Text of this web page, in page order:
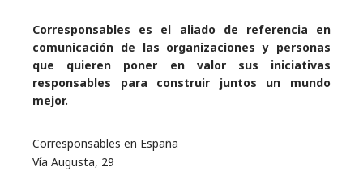
Corresponsables es el aliado de referencia en
comunicación de las organizaciones y personas
que quieren poner en valor sus iniciativas
responsables para construir juntos un mundo
mejor.
Corresponsables en España
Vía Augusta, 29